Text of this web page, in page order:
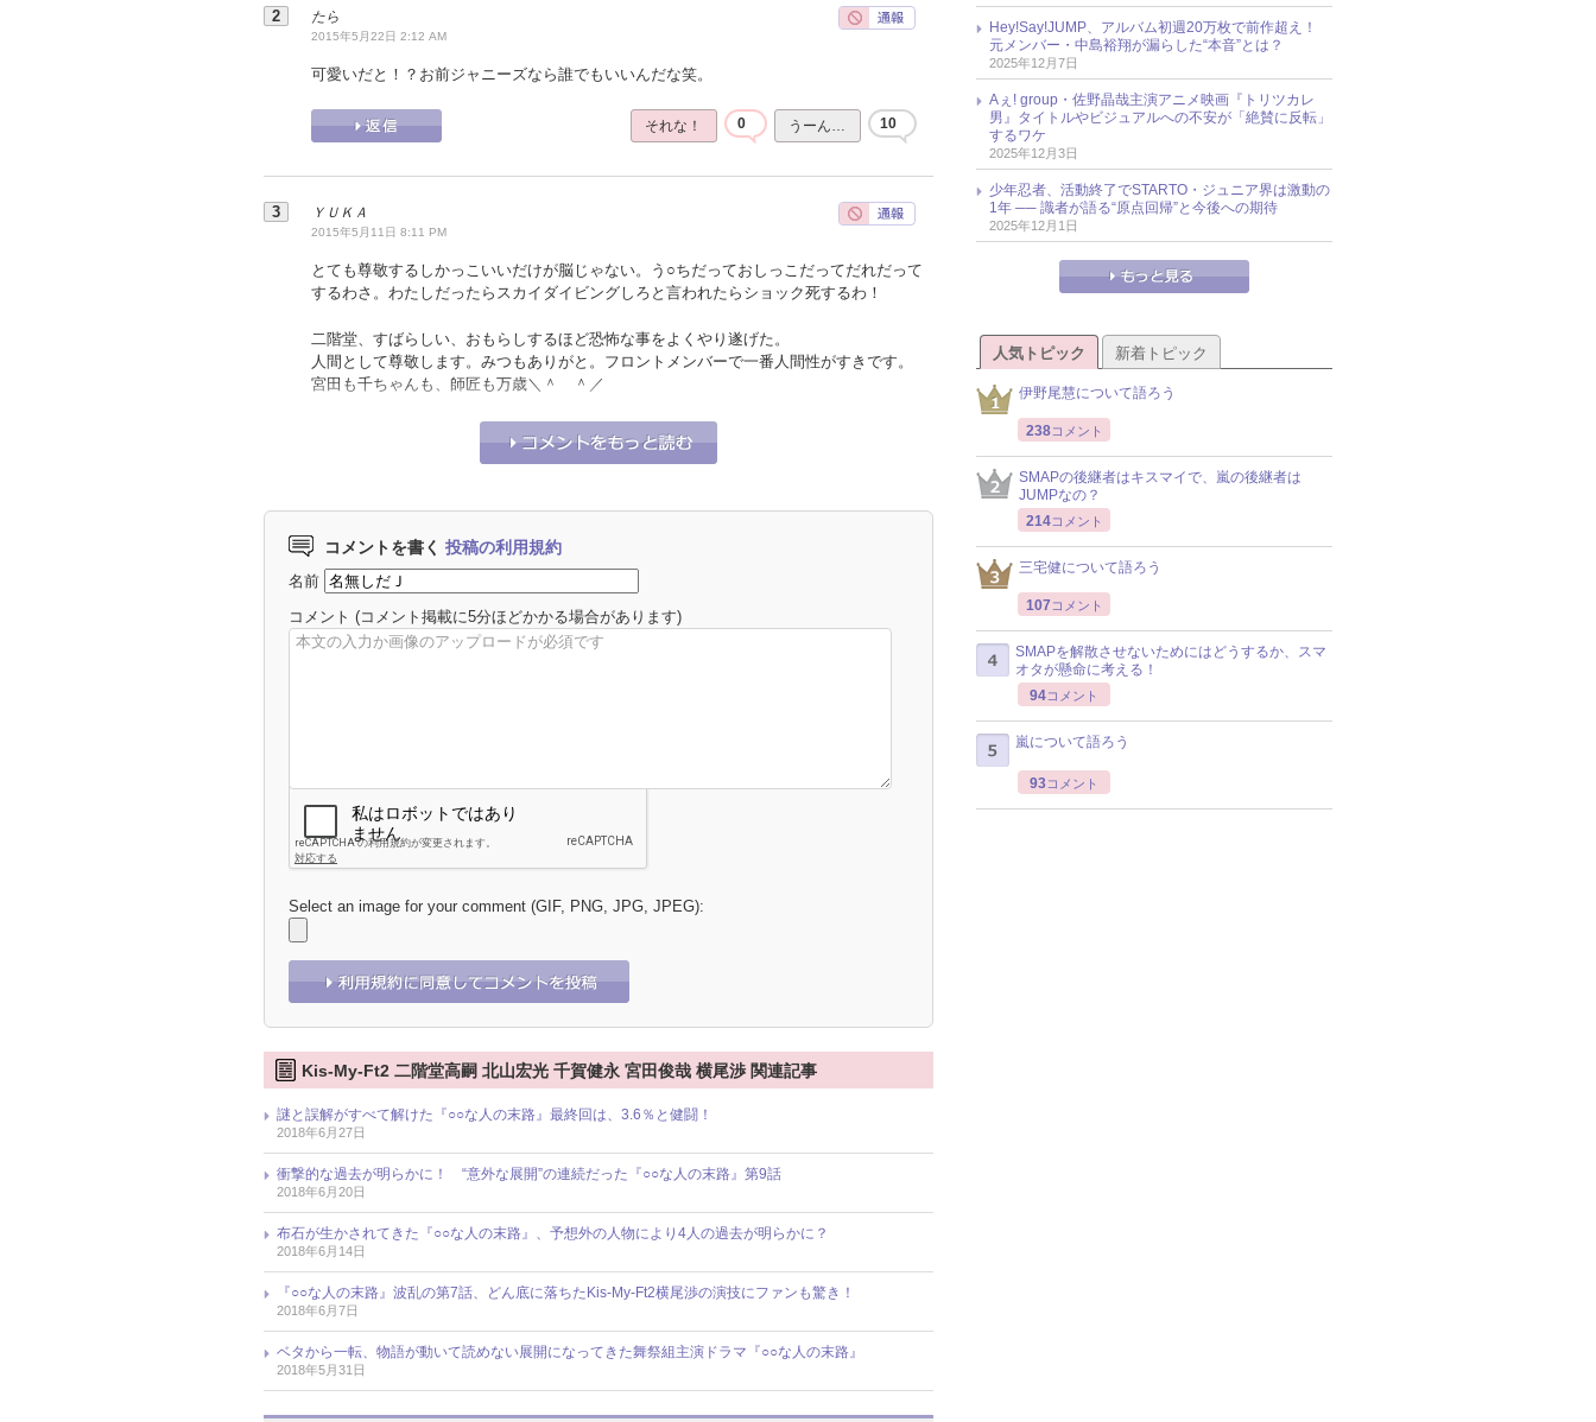
たら
2015年5月22日 2:12 AM
可愛いだと！？お前ジャニーズなら誰でもいいんだな笑。
それな！ 0 うーん… 10
ＹＵＫＡ
2015年5月11日 8:11 PM
とても尊敬するしかっこいいだけが脳じゃない。う○ちだっておしっこだってだれだって
するわさ。わたしだったらスカイダイビングしろと言われたらショック死するわ！
二階堂、すばらしい、おもらしするほど恐怖な事をよくやり遂げた。
人間として尊敬します。みつもありがと。フロントメンバーで一番人間性がすきです。
宮田も千ちゃんも、師匠も万歳＼＾ ＾／
それな！
コメントを書く 投稿の利用規約
名前
コメント (コメント掲載に5分ほどかかる場合があります)
Select an image for your comment (GIF, PNG, JPG, JPEG):
Kis-My-Ft2 二階堂高嗣 北山宏光 千賀健永 宮田俊哉 横尾渉 関連記事
謎と誤解がすべて解けた『○○な人の末路』最終回は、3.6％と健闘！
2018年6月27日
衝撃的な過去が明らかに！ “意外な展開”の連続だった『○○な人の末路』第9話
2018年6月20日
布石が生かされてきた『○○な人の末路』、予想外の人物により4人の過去が明らかに？
2018年6月14日
『○○な人の末路』波乱の第7話、どん底に落ちたKis-My-Ft2横尾渉の演技にファンも驚き！
2018年6月7日
ベタから一転、物語が動いて読めない展開になってきた舞祭組主演ドラマ『○○な人の末路』
2018年5月31日
Hey!Say!JUMP、アルバム初週20万枚で前作超え！
元メンバー・中島裕翔が漏らした“本音”とは？
2025年12月7日
Aぇ! group・佐野晶哉主演アニメ映画『トリツカレ
男』タイトルやビジュアルへの不安が「絶賛に反転」
するワケ
2025年12月3日
少年忍者、活動終了でSTARTO・ジュニア界は激動の
1年 ── 識者が語る“原点回帰”と今後への期待
2025年12月1日
人気トピック 新着トピック
伊野尾慧について語ろう
238コメント
SMAPの後継者はキスマイで、嵐の後継者は
JUMPなの？
214コメント
三宅健について語ろう
107コメント
SMAPを解散させないためにはどうするか、スマ
オタが懸命に考える！
94コメント
嵐について語ろう
93コメント